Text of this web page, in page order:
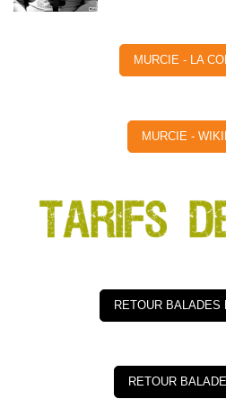
MURCIE - LA
MURCIE -
RETOUR BALADES
RETOUR